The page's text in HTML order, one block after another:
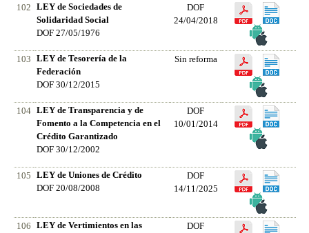
102
LEY de Sociedades de
Solidaridad Social
DOF 27/05/1976
DOF
24/04/2018
103
LEY de Tesorería de la
Federación
DOF 30/12/2015
Sin reforma
104 LEY de Transparencia y de
Fomento a la Competencia en el
Crédito Garantizado
DOF 30/12/2002
DOF
10/01/2014
105
LEY de Uniones de Crédito
DOF 20/08/2008
DOF
14/11/2025
106
LEY de Vertimientos en las
DOF